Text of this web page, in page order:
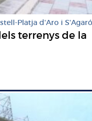
Platja d'Aro i S'Agaró
terrenys de la